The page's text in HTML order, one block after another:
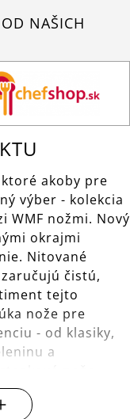
NAŠICH
akoby pre
výber - kolekcia
WMF nožmi. Nový
okrajmi
Nitované
čistú,
tejto
nože pre
- od klasiky,
a
zábavná!